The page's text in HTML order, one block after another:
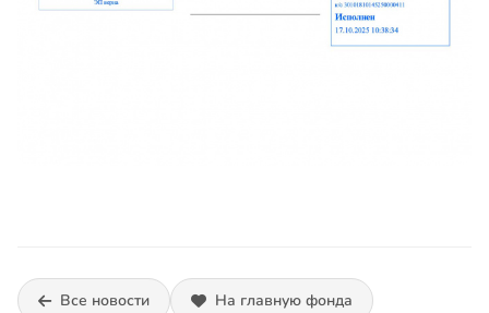
Все новости На главную фонда